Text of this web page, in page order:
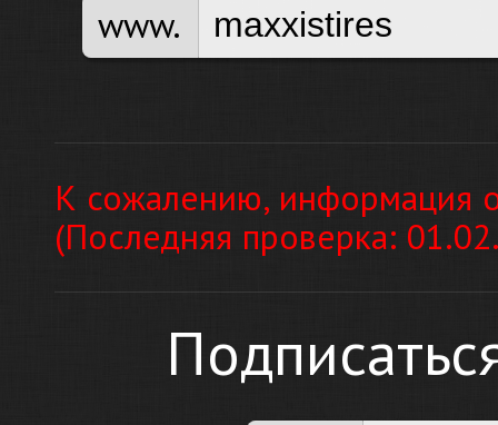
www.
К сожалению, информация
(Последняя проверка: